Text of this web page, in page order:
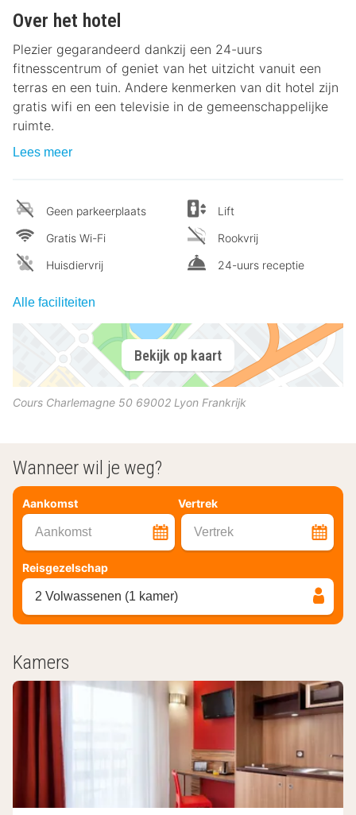
Over het hotel
Plezier gegarandeerd dankzij een 24-uurs
fitnesscentrum of geniet van het uitzicht vanuit een
terras en een tuin. Andere kenmerken van dit hotel zijn
gratis wifi en een televisie in de gemeenschappelijke
ruimte.
Lees meer
Geen parkeerplaats
Gratis Wi-Fi
Huisdiervrij
Lift
Rookvrij
24-uurs receptie
Alle faciliteiten
Bekijk op kaart
Cours Charlemagne 50 69002 Lyon Frankrijk
Wanneer wil je weg?
Aankomst Vertrek
Aankomst Vertrek
Reisgezelschap
2 Volwassenen (1 kamer)
Kamers